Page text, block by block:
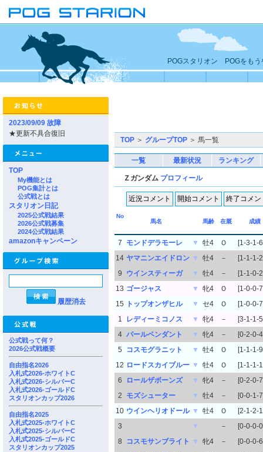
POGスタリオン POGをもう
2023/09/09 故障
★更新不具合復旧
TOP
My機能とは
POG集計とは
公式戦とは
スタリオン日記
2025公式戦結果
2026公式戦募集
2024公式戦結果
amazonキャンペーン
履歴消去
公式戦って何？
2026公式戦概要
自由指名2026
入札式2026-ホワイトC
入札式2026-シルバーC
入札式2026-ゴールドC
スタリオンカップ2026
自由指名2025
入札式2025-ホワイトC
入札式2025-シルバーC
入札式2025-ゴールドC
スタリオンカップ2025
TOP ＞ グループTOP ＞ 馬一覧
一覧 最新状況 ランキング
Ｚガンダム プロフィール
No
馬名
馬齢 在厩 成績
7 モンドデラモーレ ▼ 牡4 Ｏ
[1-3-1-
14 ヤマニンエイドロン ▼ 牡4 －
[1-1-1-
9
ウインスティーガ ▼ 牡4 －
[1-1-0-
13 ゴージャス ▼ 牝4 Ｏ
[1-0-0-
15
トップオンザヒル ▼ セ4 Ｏ
[1-0-0-
1
レディーミコノス ▼ 牝4 －
[3-1-1-
4 パールペンダント ▼ 牝4 －
[0-2-0-
5
コスモグラニット ▼ 牡4 Ｏ
[1-1-1-
12 ロードスカイブルー ▼ 牡4 Ｏ
[1-1-1-
6
ロールザボーンズ ▼ 牝4 －
[0-2-0-
2
モズシューター ▼ 牡4 －
[0-0-1-
10 ウインヘリオドール ▼ 牡4 Ｏ
[2-1-2-
3
▼ －
[0-0-0-
8
コスモサンブライト ▼ 牝4 －
[0-0-0-